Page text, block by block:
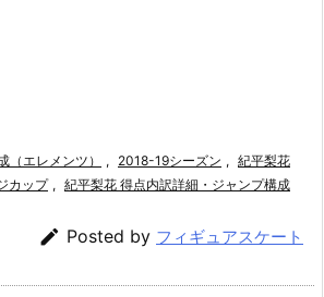
（エレメンツ） , 2018-19シーズン , 紀平梨花
カップ , 紀平梨花 得点内訳詳細・ジャンプ構成
 Posted by フィギュアスケート